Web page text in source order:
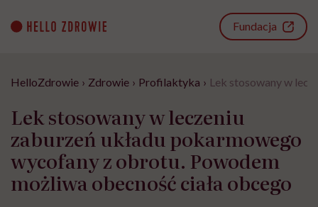
content
Fundacja
HelloZdrowie › Zdrowie › Profilaktyka › Lek stosowany w
Lek stosowany w leczeniu
zaburzeń układu pokarmowego
wycofany z obrotu. Powodem
możliwa obecność ciała obcego